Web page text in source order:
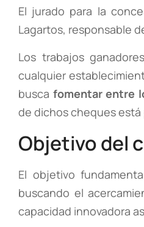
El jurado para la
Lagartos, responsable
Los trabajos
cualquier
busca fomentar entre
de dichos cheques está
Objetivo del
El objetivo
buscando el
capacidad innovadora